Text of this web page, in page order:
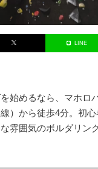
LINE
始めるなら、マホロ
）から徒歩4分。初
雰囲気のボルダリン